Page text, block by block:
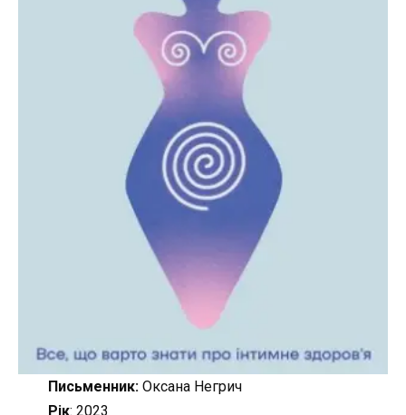
Письменник:Оксана Негрич
Рік: 2023